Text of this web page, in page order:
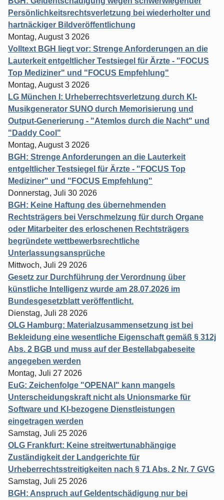
Persönlichkeitsrechtsverletzung bei wiederholter und
hartnäckiger Bildveröffentlichung
Montag, August 3 2026
Volltext BGH liegt vor: Strenge Anforderungen an die
Lauterkeit entgeltlicher Testsiegel für Ärzte - "FOCUS
Top Mediziner" und "FOCUS Empfehlung"
Montag, August 3 2026
LG München I: Urheberrechtsverletzung durch KI-
Musikgenerator SUNO durch Memorisierung und
Output-Generierung - "Atemlos durch die Nacht" und
"Daddy Cool"
Montag, August 3 2026
BGH: Strenge Anforderungen an die Lauterkeit
entgeltlicher Testsiegel für Ärzte - "FOCUS Top
Mediziner" und "FOCUS Empfehlung"
Donnerstag, Juli 30 2026
BGH: Keine Haftung des übernehmenden
Rechtsträgers bei Verschmelzung für durch Organe
oder Mitarbeiter des erloschenen Rechtsträgers
begründete wettbewerbsrechtliche
Unterlassungsansprüche
Mittwoch, Juli 29 2026
Gesetz zur Durchführung der Verordnung über
künstliche Intelligenz wurde am 28.07.2026 im
Bundesgesetzblatt veröffentlicht.
Dienstag, Juli 28 2026
OLG Hamburg: Materialzusammensetzung ist bei
Bekleidung eine wesentliche Eigenschaft gemäß § 312j
Abs. 2 BGB und muss auf der Bestellabgabeseite
angegeben werden
Montag, Juli 27 2026
EuG: Zeichenfolge "OPENAI" kann mangels
Unterscheidungskraft nicht als Unionsmarke für
Software und KI-bezogene Dienstleistungen
eingetragen werden
Samstag, Juli 25 2026
OLG Frankfurt: Keine streitwertunabhängige
Zuständigkeit der Landgerichte für
Urheberrechtsstreitigkeiten nach § 71 Abs. 2 Nr. 7 GVG
Samstag, Juli 25 2026
BGH: Anspruch auf Geldentschädigung nur bei